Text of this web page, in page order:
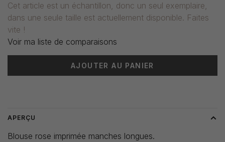
Cet article est un échantillon, donc un seul exemplaire,
dans une seule taille est actuellement disponible. Faites
vite !
Voir ma liste de comparaisons
AJOUTER AU PANIER
APERÇU
Blouse rose imprimée manches longues.